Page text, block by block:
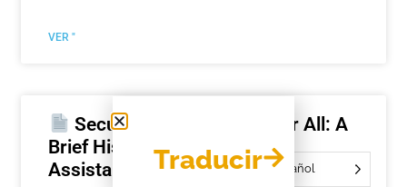
VER "
Securing Equal Justice for All: A
Brief History of Civil Legal
Assistance in the United States
Español
Traducir